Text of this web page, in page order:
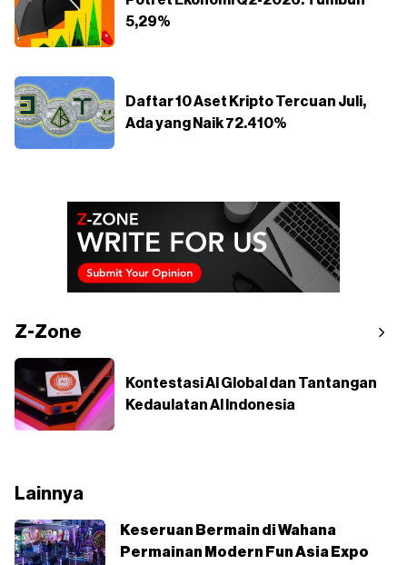
5,29%
Daftar 10 Aset Kripto Tercuan Juli,
Ada yang Naik 72.410%
Z-Zone
Kontestasi AI Global dan Tantangan
Kedaulatan AI Indonesia
Lainnya
Keseruan Bermain di Wahana
Permainan Modern Fun Asia Expo